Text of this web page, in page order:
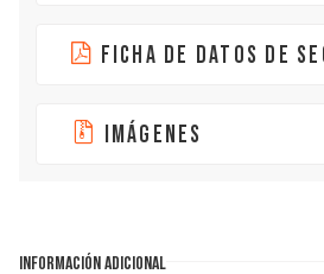
FICHA DE DATOS DE
IMÁGENES
INFORMACIÓN ADICIONAL